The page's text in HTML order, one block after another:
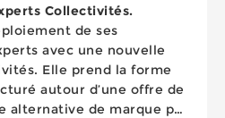
Collectivités.
de ses
avec une nouvelle
Elle prend la forme
autour d’une offre de
alternative de marque par